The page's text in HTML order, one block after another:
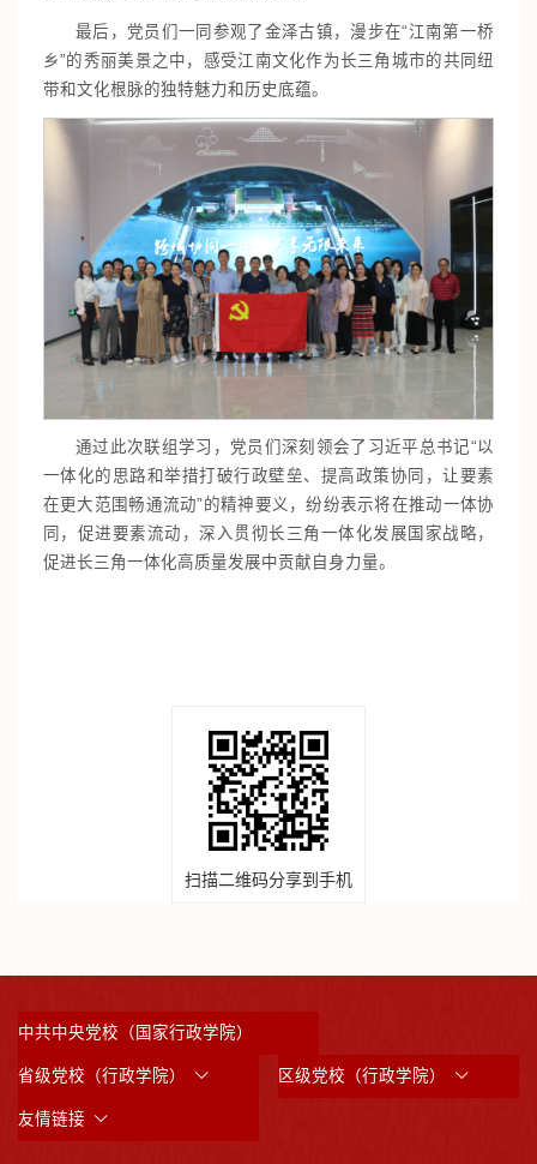
最后，党员们一同参观了金泽古镇，漫步在“江南第一桥
乡”的秀丽美景之中，感受江南文化作为长三角城市的共同纽
带和文化根脉的独特魅力和历史底蕴。
通过此次联组学习，党员们深刻领会了习近平总书记“以
一体化的思路和举措打破行政壁垒、提高政策协同，让要素
在更大范围畅通流动”的精神要义，纷纷表示将在推动一体协
同，促进要素流动，深入贯彻长三角一体化发展国家战略，
促进长三角一体化高质量发展中贡献自身力量。
扫描二维码分享到手机
中共中央党校（国家行政学院）
省级党校（行政学院） 区级党校（行政学院）
友情链接